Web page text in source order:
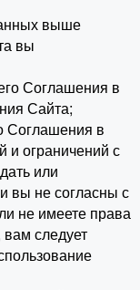
выше
вы
Соглашения в
Сайта;
Соглашения в
и ограничений с
или
вы не согласны с
не имеете права
следует